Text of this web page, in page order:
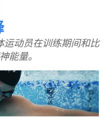
运动员在训练期间和比
能量。